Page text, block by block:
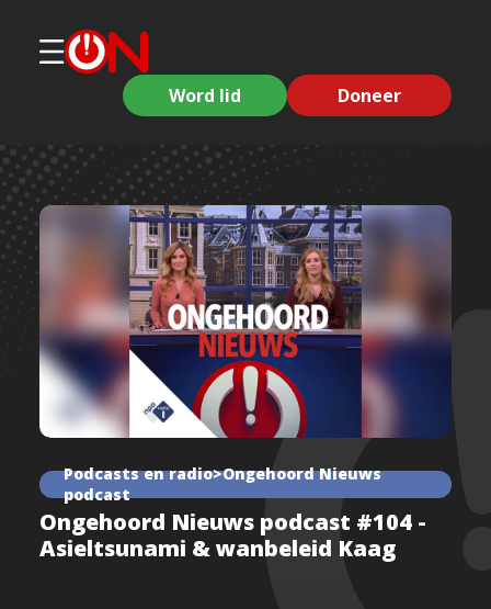
Word lid Doneer
Podcasts en radio>Ongehoord Nieuws
podcast
Ongehoord Nieuws podcast #104 -
Asieltsunami & wanbeleid Kaag